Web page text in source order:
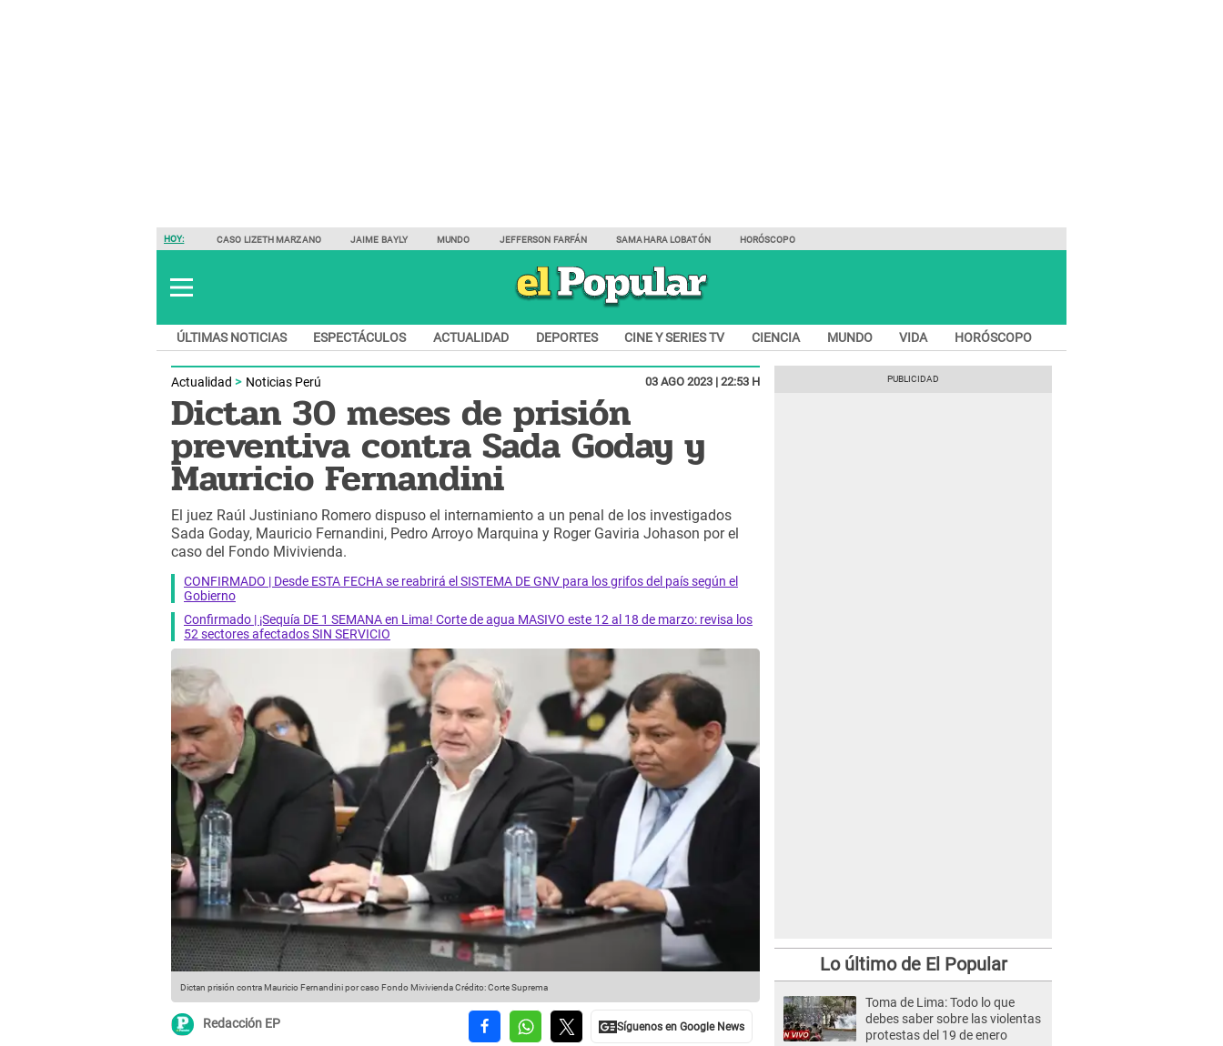
HOY: CASO LIZETH MARZANO JAIME BAYLY MUNDO JEFFERSON FARFÁN SAMAHARA LOBATÓN HORÓSCOPO
ÚLTIMAS NOTICIAS ESPECTÁCULOS ACTUALIDAD DEPORTES CINE Y SERIES TV CIENCIA MUNDO VIDA HORÓSCOPO
Actualidad Noticias Perú 03 AGO 2023 | 22:53 H
Dictan 30 meses de prisión
preventiva contra Sada Goday y
Mauricio Fernandini
El juez Raúl Justiniano Romero dispuso el internamiento a un penal de los investigados
Sada Goday, Mauricio Fernandini, Pedro Arroyo Marquina y Roger Gaviria Johason por el
caso del Fondo Mivivienda.
CONFIRMADO | Desde ESTA FECHA se reabrirá el SISTEMA DE GNV para los grifos del país según el
Gobierno
Confirmado | ¡Sequía DE 1 SEMANA en Lima! Corte de agua MASIVO este 12 al 18 de marzo: revisa los
52 sectores afectados SIN SERVICIO
Dictan prisión contra Mauricio Fernandini por caso Fondo MiviviendaCrédito: Corte Suprema
Redacción EP
Lo último de El Popular
Toma de Lima: Todo lo que
debes saber sobre las violentas
protestas del 19 de enero